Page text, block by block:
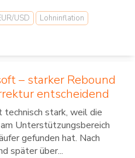
USD
Lohninflation
– starker Rebound
entscheidend
stark, weil die
Unterstützungsbereich
gefunden hat. Nach
später über...